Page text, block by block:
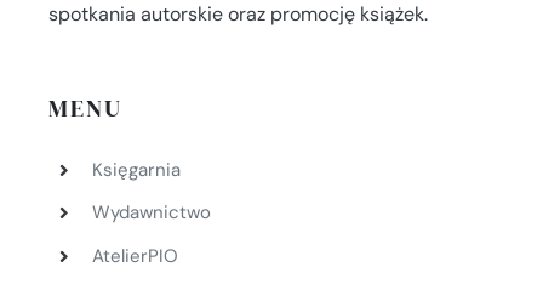
spotkania autorskie oraz promocję książek.
MENU
Księgarnia
Wydawnictwo
AtelierPIO